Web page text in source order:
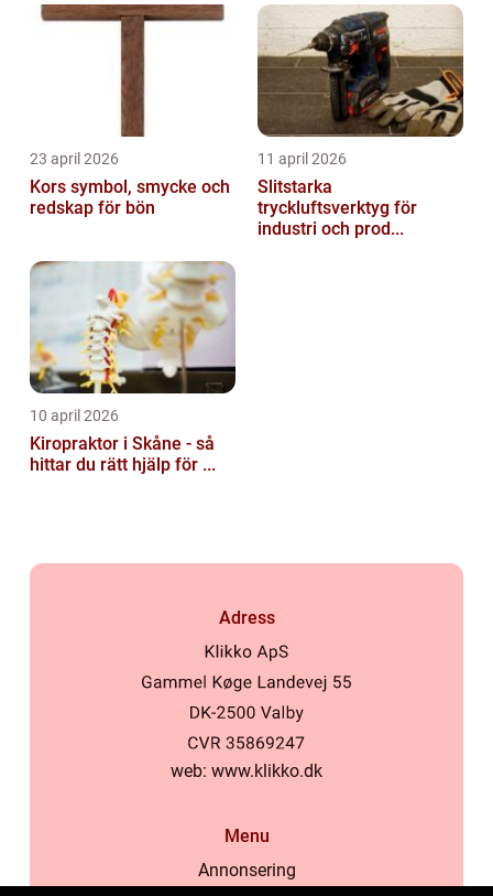
23 april 2026
Kors symbol, smycke och
redskap för bön
11 april 2026
Slitstarka
tryckluftsverktyg för
industri och prod...
10 april 2026
Kiropraktor i Skåne - så
hittar du rätt hjälp för ...
Adress
web: www.klikko.dk
Menu
Annonsering